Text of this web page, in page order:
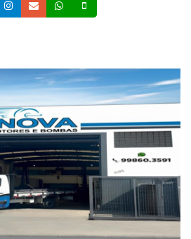
FacebookInstagram
Email Whatsapp